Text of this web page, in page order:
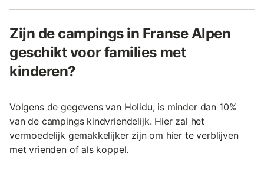
Zijn de campings in Franse Alpen
geschikt voor families met
kinderen?
Volgens de gegevens van Holidu, is minder dan 10%
van de campings kindvriendelijk. Hier zal het
vermoedelijk gemakkelijker zijn om hier te verblijven
met vrienden of als koppel.